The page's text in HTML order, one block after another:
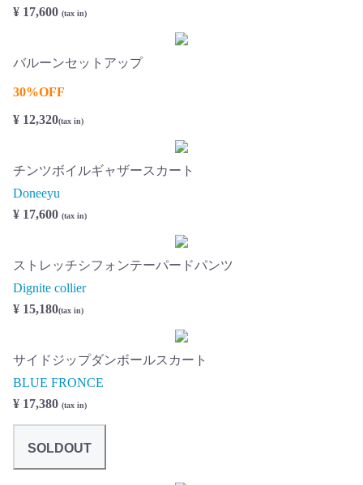
¥ 17,600 (tax in)
バルーンセットアップ
30%OFF
¥ 12,320(tax in)
チンツボイルギャザースカート
Doneeyu
¥ 17,600 (tax in)
ストレッチシフォンテーパードパンツ
Dignite collier
¥ 15,180(tax in)
サイドジップダンボールスカート
BLUE FRONCE
¥ 17,380 (tax in)
SOLDOUT